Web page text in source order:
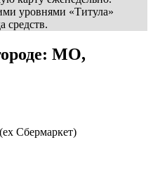
уровнями «Титула»
средств.
МО,